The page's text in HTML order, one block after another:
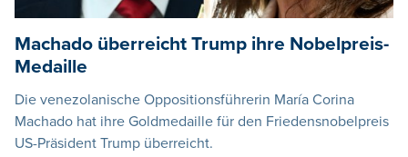
Machado überreicht Trump ihre Nobelpreis-
Medaille
Die venezolanische Oppositionsführerin María Corina
Machado hat ihre Goldmedaille für den Friedensnobelpreis
US-Präsident Trump überreicht.